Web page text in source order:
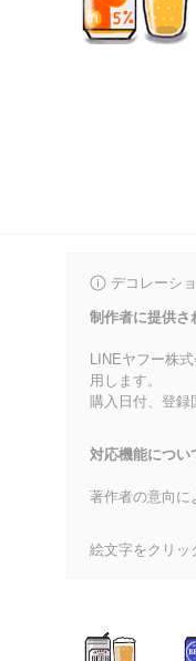
デコレーシ
制作者に提供さ
LINEヤフー株
用します。
購入日付、登録
対応機能につい
著作者の意向に
絵文字をクリッ